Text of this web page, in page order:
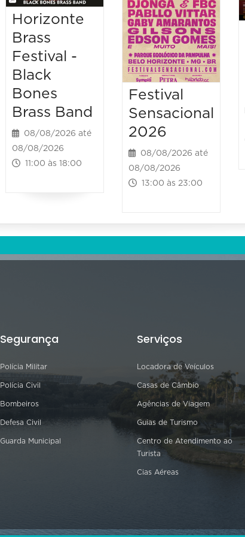
Horizonte
Brass
Festival -
Black
Bones
Brass Band
08/08/2026 até
08/08/2026
11:00 às 18:00
Festival
Sensacional
2026
08/08/2026 até
08/08/2026
13:00 às 23:00
Segurança
Polícia Militar
Polícia Civil
Bombeiros
Defesa Civil
Guarda Municipal
Serviços
Locadora de Veículos
Casas de Câmbio
Agências de Viagem
Guias de Turismo
Centro de Atendimento ao
Turista
Cias Aéreas